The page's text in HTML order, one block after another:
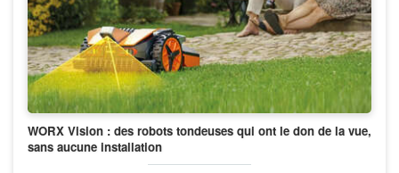
WORX Vision : des robots tondeuses qui ont le don de la vue,
sans aucune installation